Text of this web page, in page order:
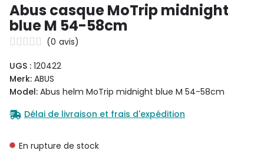
Abus casque MoTrip midnight
blue M 54-58cm
(0 avis)
UGS : 120422
Merk: ABUS
Model: Abus helm MoTrip midnight blue M 54-58cm
Délai de livraison et frais d'expédition
En rupture de stock